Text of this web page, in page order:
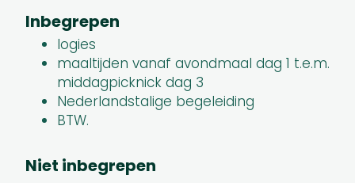
Inbegrepen
logies
maaltijden vanaf avondmaal dag 1 t.e.m.
middagpicknick dag 3
Nederlandstalige begeleiding
BTW.
Niet inbegrepen